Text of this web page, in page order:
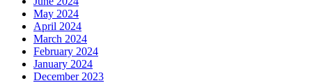
May 2024
April 2024
March 2024
February 2024
January 2024
December 2023